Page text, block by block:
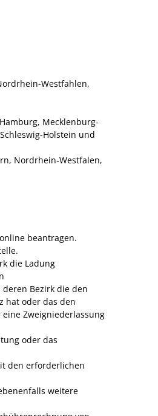
Westfahlen,
Mecklenburg-
Holstein und
Nordrhein-Westfalen,
beantragen.
die Ladung
Bezirk die den
hat oder das den
Zweigniederlassung
oder das
den erforderlichen
weitere